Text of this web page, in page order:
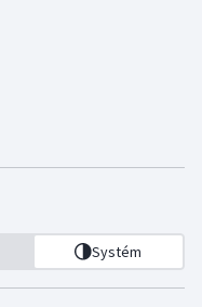
Systém